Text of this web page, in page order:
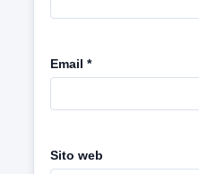
Email *
Sito web